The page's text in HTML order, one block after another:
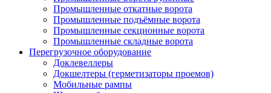
Промышленные откатные ворота
Промышленные подъёмные ворота
Промышленные секционные ворота
Промышленные складные ворота
Перегрузочное оборудование
Доклевеллеры
Докшелтеры (герметизаторы проемов)
Мобильные рампы